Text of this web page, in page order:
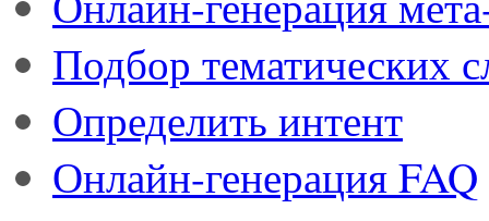
Подбор тематических
Определить интент
Онлайн-генерация FAQ